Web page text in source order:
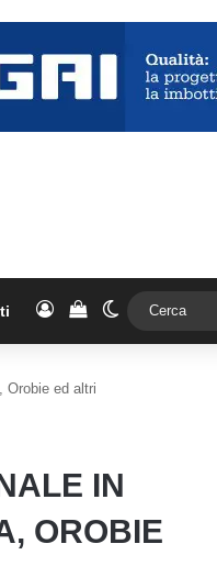
AccediVedi il carrello
Cambia
Orobie ed altri
IN
OROBIE